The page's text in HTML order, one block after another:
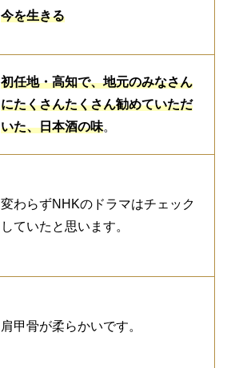
今を生きる
初任地・高知で、地元のみなさん
にたくさんたくさん勧めていただ
いた、日本酒の味。
変わらずNHKのドラマはチェック
していたと思います。
肩甲骨が柔らかいです。